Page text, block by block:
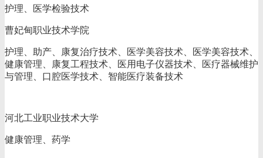
护理、医学检验技术
曹妃甸职业技术学院
护理、助产、康复治疗技术、医学美容技术、医学美容技术、
健康管理、康复工程技术、医用电子仪器技术、医疗器械维护
与管理、口腔医学技术、智能医疗装备技术
河北工业职业技术大学
健康管理、药学